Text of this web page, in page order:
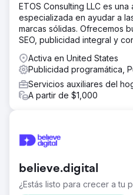
ETOS Consulting LLC es
especializada en ayudar a
marcas sólidas. Ofrecemos
SEO, publicidad integral y
Activa en United States
Publicidad programática,
Servicios auxiliares del
A partir de $1,000
believe.digital
¿Estás listo para crecer a tu